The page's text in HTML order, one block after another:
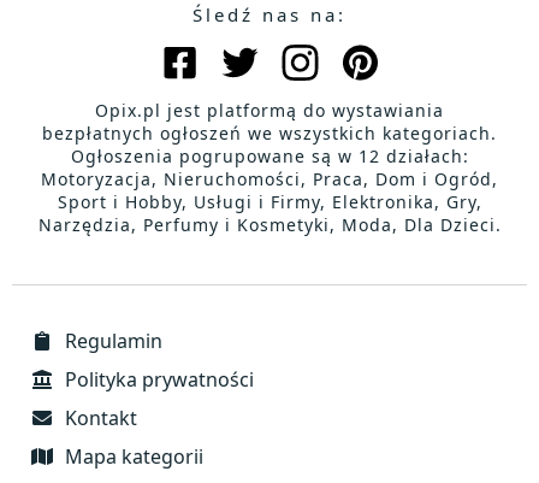
Śledź nas na:
Opix.pl jest platformą do wystawiania
bezpłatnych ogłoszeń we wszystkich kategoriach.
Ogłoszenia pogrupowane są w 12 działach:
Motoryzacja, Nieruchomości, Praca, Dom i Ogród,
Sport i Hobby, Usługi i Firmy, Elektronika, Gry,
Narzędzia, Perfumy i Kosmetyki, Moda, Dla Dzieci.
Regulamin
Polityka prywatności
Kontakt
Mapa kategorii